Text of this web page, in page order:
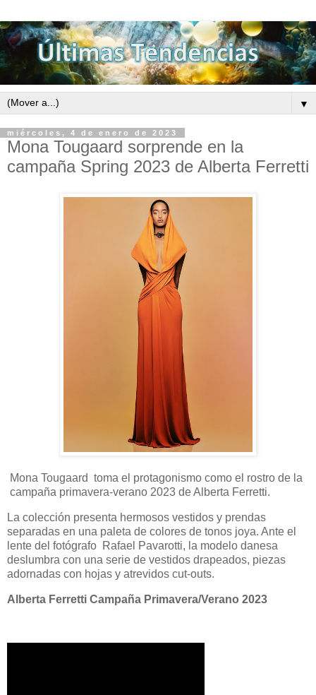
▼
miércoles, 4 de enero de 2023
Mona Tougaard sorprende en la
campaña Spring 2023 de Alberta Ferretti
Mona Tougaard toma el protagonismo como el rostro de la
campaña primavera-verano 2023 de Alberta Ferretti.
La colección presenta hermosos vestidos y prendas
separadas en una paleta de colores de tonos joya. Ante el
lente del fotógrafo Rafael Pavarotti, la modelo danesa
deslumbra con una serie de vestidos drapeados, piezas
adornadas con hojas y atrevidos cut-outs.
Alberta Ferretti Campaña Primavera/Verano 2023